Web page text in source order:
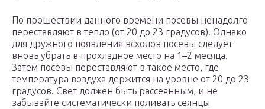
По прошествии данного времени посевы ненадолго
переставляют в тепло (от 20 до 23 градусов). Однако
для дружного появления всходов посевы следует
вновь убрать в прохладное место на 1–2 месяца.
Затем посевы переставляют в такое место, где
температура воздуха держится на уровне от 20 до 23
градусов. Свет должен быть рассеянным, и не
забывайте систематически поливать сеянцы